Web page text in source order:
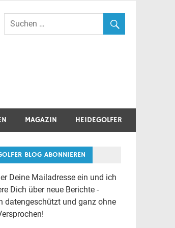
MAGAZIN HEIDEGOLFER
BLOG ABONNIEREN
Deine Mailadresse ein und ich
Dich über neue Berichte -
datengeschützt und ganz ohne